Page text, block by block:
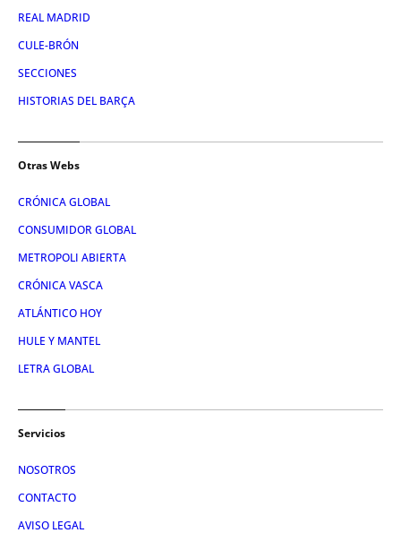
REAL MADRID
CULE-BRÓN
SECCIONES
HISTORIAS DEL BARÇA
Otras Webs
CRÓNICA GLOBAL
CONSUMIDOR GLOBAL
METROPOLI ABIERTA
CRÓNICA VASCA
ATLÁNTICO HOY
HULE Y MANTEL
LETRA GLOBAL
Servicios
NOSOTROS
CONTACTO
AVISO LEGAL